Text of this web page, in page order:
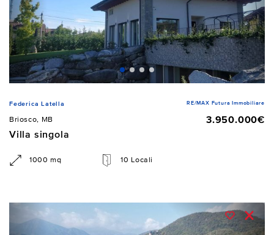
Federica Latella RE/MAX Futura Immobiliare
Briosco, MB
3.950.000€
Villa singola
1000 mq 10 Locali